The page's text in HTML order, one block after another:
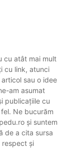
cu atât mai mult
cu link, atunci
sau o idee
am asumat
publicațiile cu
Ne bucurăm
și suntem
de a cita sursa
respect și